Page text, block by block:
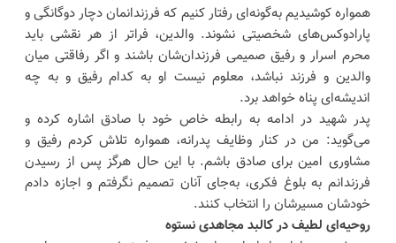
همواره کوشیدیم به‌گونه‌ای رفتار کنیم که فرزندانمان دچار دوگانگی و
پارادوکس‌های شخصیتی نشوند. والدین، فراتر از هر نقشی باید
محرم اسرار و رفیق صمیمی فرزندان‌شان باشند و اگر رفاقتی میان
والدین و فرزند نباشد، معلوم نیست او به کدام رفیق و به چه
اندیشه‌ای پناه خواهد برد.
پدر شهید در ادامه به رابطه‌ خاص خود با صادق اشاره کرده و
می‌گوید: من در کنار وظایف پدرانه، همواره تلاش کردم رفیق و
مشاوری امین برای صادق باشم. با این حال هرگز پس از رسیدن
فرزندانم به بلوغ فکری، به‌جای آنان تصمیم نگرفتم و اجازه دادم
خودشان مسیرشان را انتخاب کنند.
روحیه‌ای لطیف در کالبد مجاهدی نستوه